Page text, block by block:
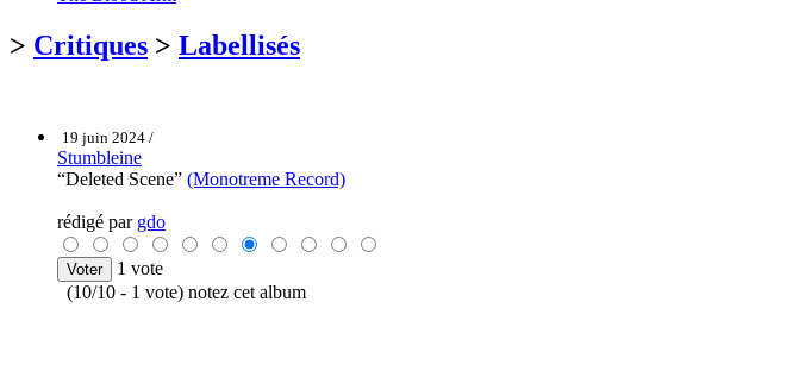
> Critiques > Labellisés
19 juin 2024 /
Stumbleine
“Deleted Scene” (Monotreme Record)
rédigé par gdo
1 vote
(10/10 - 1 vote) notez cet album